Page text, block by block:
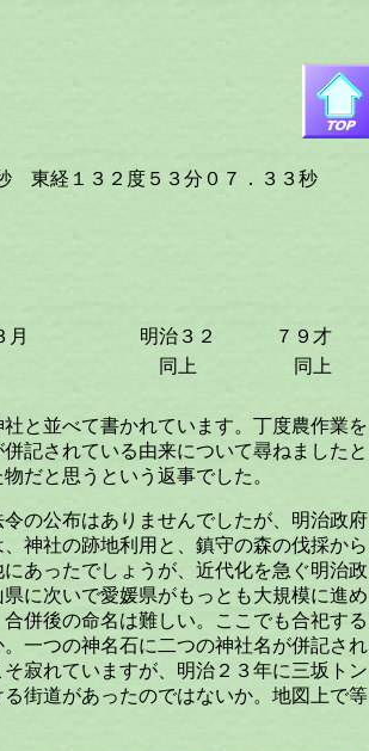
経１３２度５３分０７．３３秒
月 明治３２
７９才
同上 同上
と並べて書かれています。丁度農作業を
記されている由来について尋ねましたと
だと思うという返事でした。
の公布はありませんでしたが、明治政府
神社の跡地利用と、鎮守の森の伐採から
あったでしょうが、近代化を急ぐ明治政
に次いで愛媛県がもっとも大規模に進め
併後の命名は難しい。ここでも合祀する
一つの神名石に二つの神社名が併記され
寂れていますが、明治２３年に三坂トン
街道があったのではないか。地図上で等